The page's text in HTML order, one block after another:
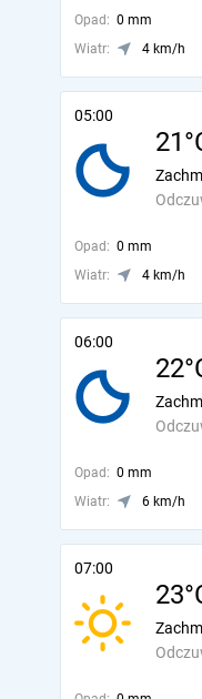
Opad: 0 mm
Wiatr:
4 km/h
05:00
Opad: 0 mm
Wiatr:
4 km/h
06:00
Opad: 0 mm
Wiatr:
6 km/h
07:00